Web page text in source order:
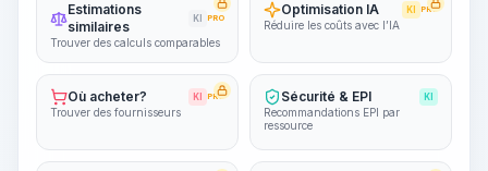
Estimations
similaires
KI PRO
Trouver des calculs comparables
Optimisation IA KI PRO
Réduire les coûts avec l’IA
Où acheter? KI PRO
Trouver des fournisseurs
Sécurité & EPI KI
Recommandations EPI par
ressource